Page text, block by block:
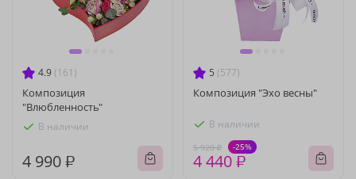
4.9 (161)
Композиция
"Влюбленность"
В наличии
4 990 ₽
5 (577)
Композиция "Эхо весны"
В наличии
5 920 ₽ -25%
4 440 ₽